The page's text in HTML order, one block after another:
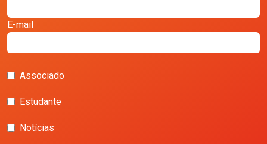
E-mail
Associado
Estudante
Notícias